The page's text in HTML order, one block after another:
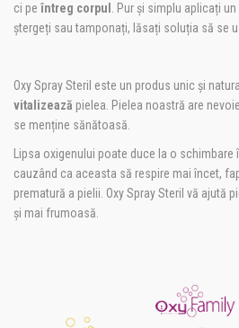
ci pe întreg corpul
. Pur și simplu aplicați
ștergeți sau tamponați, lăsați soluția să se
Oxy Spray Steril este un produs unic și
vitalizează pielea. Pielea noastră are
se menține sănătoasă.
Lipsa oxigenului poate duce la o
cauzând ca aceasta să respire mai încet,
prematură a pielii. Oxy Spray Steril vă ajută
și mai frumoasă.